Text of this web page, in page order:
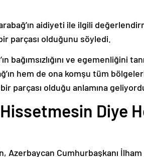
aidiyeti ile ilgili
parçası olduğunu söyledi.
bağımsızlığını ve egemenliğini
hem de ona komşu tüm
parçası olduğu anlamına
Diye
Azerbaycan Cumhurbaşkanı